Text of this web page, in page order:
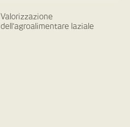
Valorizzazione
dell’agroalimentare laziale